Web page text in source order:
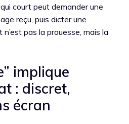
court peut demander une
reçu, puis dicter une
pas la prouesse, mais la
implique
: discret,
écran